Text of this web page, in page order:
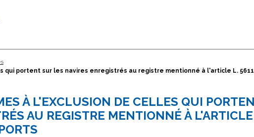
qui portent sur les navires enregistrés au registre mentionné à l'article L.
À L'EXCLUSION DE CELLES QUI
AU REGISTRE MENTIONNÉ À